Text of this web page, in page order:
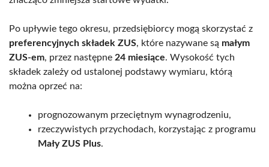
Po upływie tego okresu, przedsiębiorcy mogą skorzystać z
preferencyjnych składek ZUS, które nazywane są małym
ZUS-em, przez następne 24 miesiące. Wysokość tych
składek zależy od ustalonej podstawy wymiaru, którą
można oprzeć na:
prognozowanym przeciętnym wynagrodzeniu,
rzeczywistych przychodach, korzystając z programu
Mały ZUS Plus.